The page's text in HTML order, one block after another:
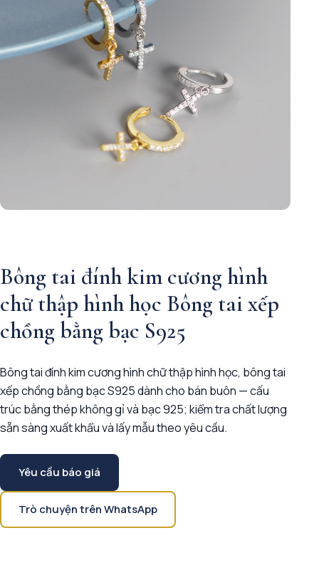
Bông tai đính kim cương hình
chữ thập hình học Bông tai xếp
chồng bằng bạc S925
Bông tai đính kim cương hình chữ thập hình học, bông tai
xếp chồng bằng bạc S925 dành cho bán buôn — cấu
trúc bằng thép không gỉ và bạc 925; kiểm tra chất lượng
sẵn sàng xuất khẩu và lấy mẫu theo yêu cầu.
Yêu cầu báo giá
Trò chuyện trên WhatsApp